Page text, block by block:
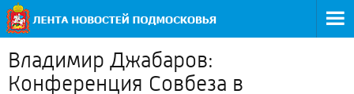
Владимир Джабаров:
Конференция Совбеза в